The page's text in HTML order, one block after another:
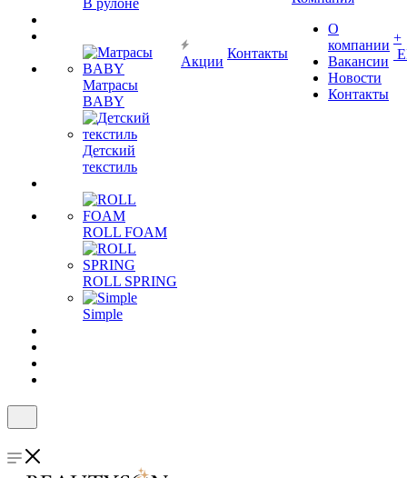
В рулоне
Матрасы
BABY
Детский
текстиль
ROLL FOAM
ROLL SPRING
Simple
Акции
Контакты
О
компании
Вакансии
Новости
Контакты
+